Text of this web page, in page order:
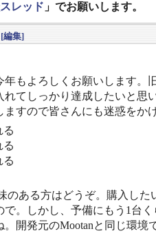
レッド 」でお願いします。
[編集]
もよろしくお願いします。
てしっかり達成したいと
すので皆さんにも迷惑をか
る
る
る
のある方はどうぞ。購入し
。しかし、予備にもう1台
開発元のMootanと同じ環境